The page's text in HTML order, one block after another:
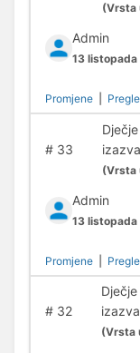
(Vrsta
Admin
13
Promjene
#33
(Vrsta
Admin
13
Promjene
#32
(Vrsta